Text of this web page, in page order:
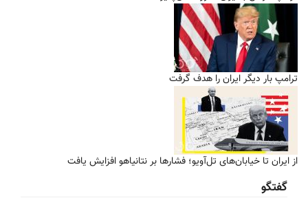
ترامپ بار دیگر ایران را هدف گرفت
از ایران تا خیابان‌های تل‌آویو؛ فشارها بر نتانیاهو افزایش یافت
گفتگو